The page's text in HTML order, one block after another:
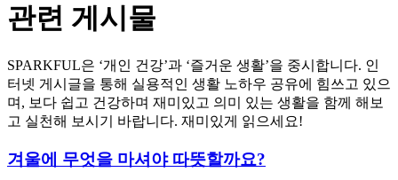
관련 게시물
SPARKFUL은 ‘개인 건강’과 ‘즐거운 생활’을 중시합니다. 인
터넷 게시글을 통해 실용적인 생활 노하우 공유에 힘쓰고 있으
며, 보다 쉽고 건강하며 재미있고 의미 있는 생활을 함께 해보
고 실천해 보시기 바랍니다. 재미있게 읽으세요!
겨울에 무엇을 마셔야 따뜻할까요?